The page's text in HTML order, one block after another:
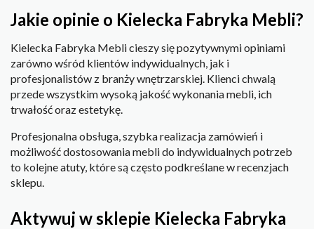
Jakie opinie o Kielecka Fabryka Mebli?
Kielecka Fabryka Mebli cieszy się pozytywnymi opiniami
zarówno wśród klientów indywidualnych, jak i
profesjonalistów z branży wnętrzarskiej. Klienci chwalą
przede wszystkim wysoką jakość wykonania mebli, ich
trwałość oraz estetykę.
Profesjonalna obsługa, szybka realizacja zamówień i
możliwość dostosowania mebli do indywidualnych potrzeb
to kolejne atuty, które są często podkreślane w recenzjach
sklepu.
Aktywuj w sklepie Kielecka Fabryka